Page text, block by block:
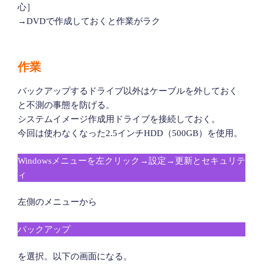
心］
→DVDで作成しておくと作業がラク
作業
バックアップするドライブ以外はケーブルを外しておく
と不測の事態を防げる。
システムイメージ作成用ドライブを接続しておく。
今回は使わなくなった2.5インチHDD（500GB）を使用。
Windowsメニューを左クリック→設定→更新とセキュリテ
ィ
左側のメニューから
バックアップ
を選択。以下の画面になる。